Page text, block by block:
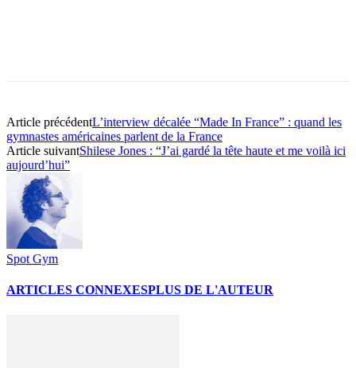
Article précédentL’interview décalée “Made In France” : quand les
gymnastes américaines parlent de la France
Article suivantShilese Jones : “J’ai gardé la tête haute et me voilà ici
aujourd’hui”
Spot Gym
ARTICLES CONNEXESPLUS DE L'AUTEUR